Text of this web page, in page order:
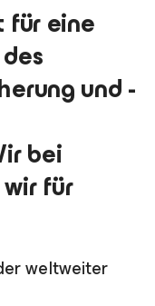
für eine
und -
bei
für
weltweiter